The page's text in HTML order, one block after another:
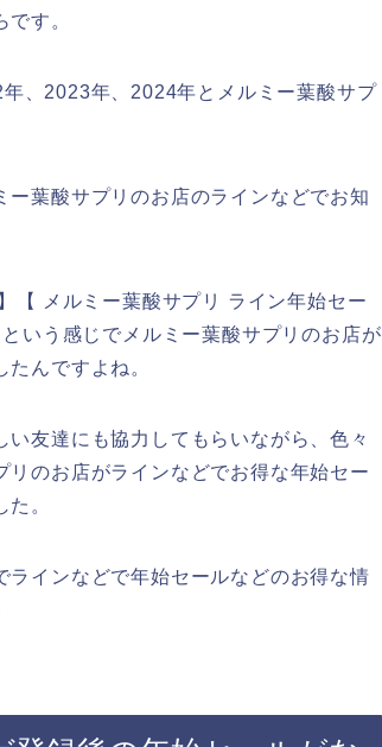
す。
、2023年、2024年とメルミー葉酸サプ
葉酸サプリのお店のラインなどでお知
【 メルミー葉酸サプリ ライン年始セー
いう感じでメルミー葉酸サプリのお店が
んですよね。
友達にも協力してもらいながら、色々
のお店がラインなどでお得な年始セー
。
インなどで年始セールなどのお得な情